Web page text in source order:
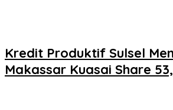
Kredit Produktif Sulsel
Makassar Kuasai Share